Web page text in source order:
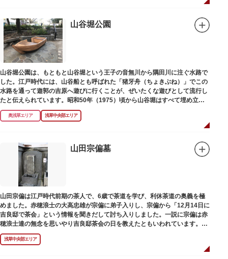
山谷堀公園
山谷堀公園は、もともと山谷堀という王子の音無川から隅田川に注ぐ水路で
した。江戸時代には、山谷船とも呼ばれた「猪牙舟（ちょきぶね）」でこの
水路を通って遊郭の吉原へ遊びに行くことが、ぜいたくな遊びとして流行し
たと伝えられています。昭和50年（1975）頃から山谷堀はすべて埋め立て
られて暗渠となり、細長い公園として生まれ変わりました。山谷堀公園に
は、猪牙舟についての説明板も設置されています。
奥浅草エリア 浅草中央部エリア
山田宗偏墓
山田宗偏は江戸時代前期の茶人で、6歳で茶道を学び、利休茶道の奥義を極
めました。赤穂浪士の大高忠雄が宗偏に弟子入りし、宗偏から「12月14日に
吉良邸で茶会」という情報を聞きだして討ち入りしました。一説に宗偏は赤
穂浪士達の無念を思いやり吉良邸茶会の日を教えたともいわれています。お
墓は願竜寺（がんりゅうじ）境内にあります。
浅草中央部エリア